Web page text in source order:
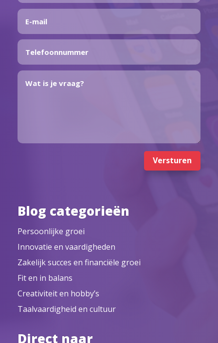
Versturen
Blog categorieën
Persoonlijke groei
Innovatie en vaardigheden
Zakelijk succes en financiële groei
Fit en in balans
Creativiteit en hobby’s
Taalvaardigheid en cultuur
Direct naar